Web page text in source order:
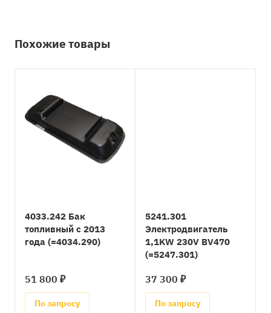
Похожие товары
4033.242 Бак
топливный с 2013
года (=4034.290)
51 800 ₽
По запросу
5241.301
Электродвигатель
1,1KW 230V BV470
(=5247.301)
37 300 ₽
По запросу